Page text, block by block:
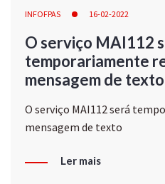
INFOFPAS 16-02-2022
O serviço MAI112
temporariamente
mensagem de texto
O serviço MAI112 será
mensagem de texto
Ler mais